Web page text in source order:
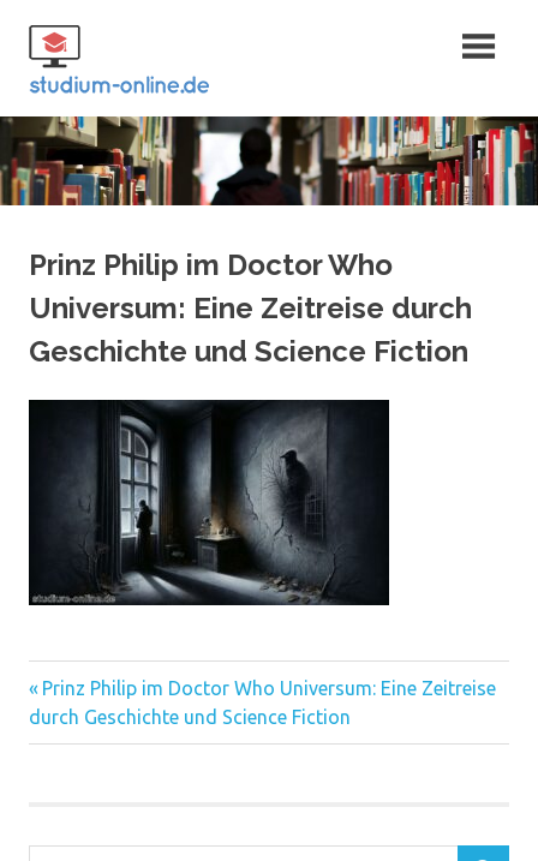
Inhalt
springen
Fernstudium
und Bachelor
Prinz Philip im Doctor Who
Universum: Eine Zeitreise durch
Geschichte und Science Fiction
Beitragsnavigation
Vorheriger
Beitrag:
Prinz Philip im Doctor Who Universum: Eine Zeitreise
durch Geschichte und Science Fiction